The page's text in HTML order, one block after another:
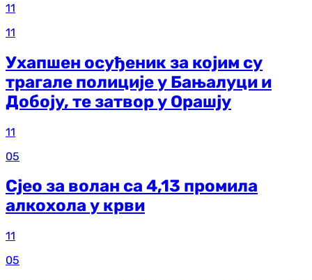
11
11
Ухапшен осуђеник за којим су
трагале полиције у Бањалуци и
Добоју, те затвор у Орашју
11
05
Сјео за волан са 4,13 промила
алкохола у крви
11
05